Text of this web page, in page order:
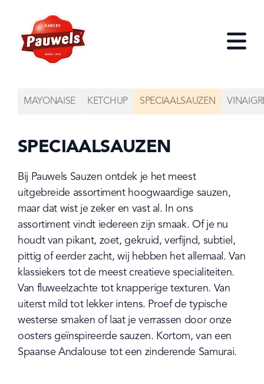
MAYONAISE KETCHUP SPECIAALSAUZEN
SPECIAALSAUZEN
Bij Pauwels Sauzen ontdek je het meest
uitgebreide assortiment hoogwaardige sauzen,
maar dat wist je zeker en vast al. In ons
assortiment vindt iedereen zijn smaak. Of je nu
houdt van pikant, zoet, gekruid, verfijnd, subtiel,
pittig of eerder zacht, wij hebben het allemaal. Van
klassiekers tot de meest creatieve specialiteiten.
Van fluweelzachte tot knapperige texturen. Van
uiterst mild tot lekker intens. Proef de typische
westerse smaken of laat je verrassen door onze
oosters geïnspireerde sauzen. Kortom, van een
Spaanse Andalouse tot een zinderende Samurai.